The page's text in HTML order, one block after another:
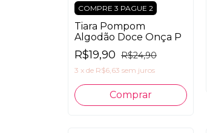
COMPRE 3 PAGUE 2
Tiara Pompom
Algodão Doce Onça P
R$19,90 R$24,90
3 x de R$6,63 sem juros